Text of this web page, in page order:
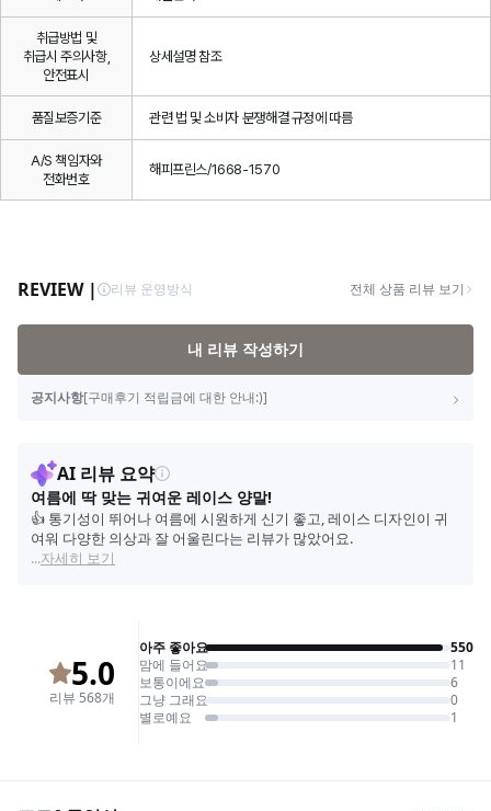
취급방법 및
취급시 주의사항,
안전표시
상세설명 참조
품질보증기준 관련 법 및 소비자 분쟁해결 규정에 따름
A/S 책임자와
전화번호
해피프린스/1668-1570